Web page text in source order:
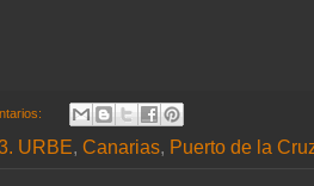
URBE, Canarias, Puerto de la